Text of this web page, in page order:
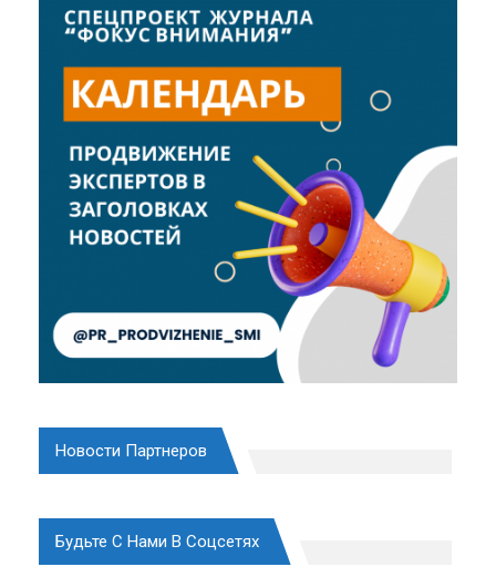
Новости Партнеров
Будьте С Нами В Соцсетях